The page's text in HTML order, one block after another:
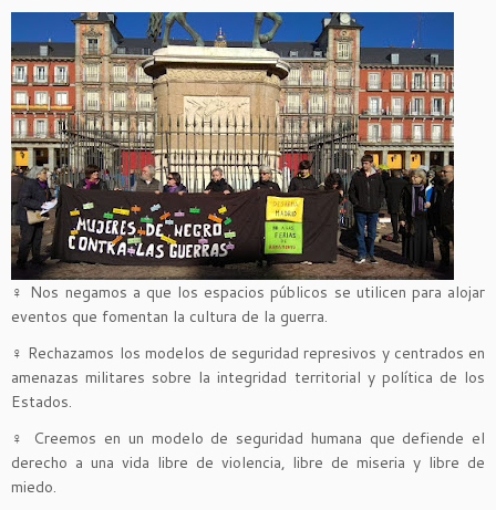
♀ Nos negamos a que los espacios públicos se utilicen para alojar
eventos que fomentan la cultura de la guerra.
♀ Rechazamos los modelos de seguridad represivos y centrados en
amenazas militares sobre la integridad territorial y política de los
Estados.
♀
Creemos en un modelo de seguridad humana que defiende el
derecho a una vida libre de violencia, libre de miseria y libre de
miedo.